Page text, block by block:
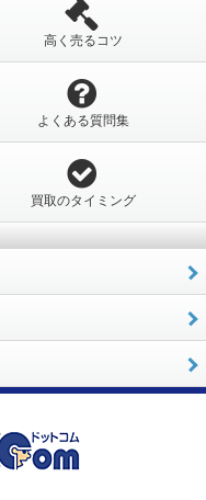
高く売るコツ
よくある質問集
買取のタイミング